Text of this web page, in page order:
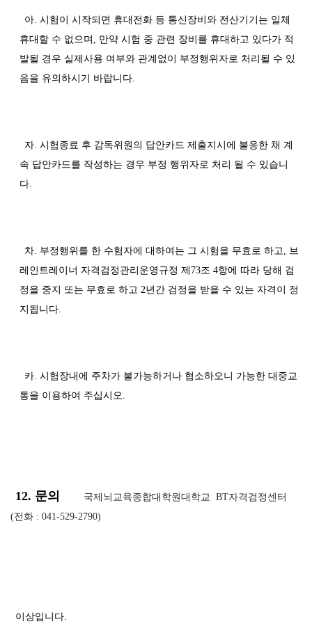
아. 시험이 시작되면 휴대전화 등 통신장비와 전산기기는 일체
휴대할 수 없으며, 만약 시험 중 관련 장비를 휴대하고 있다가 적
발될 경우 실제사용 여부와 관계없이 부정행위자로 처리될 수 있
음을 유의하시기 바랍니다.
자. 시험종료 후 감독위원의 답안카드 제출지시에 불응한 채 계
속 답안카드를 작성하는 경우 부정 행위자로 처리 될 수 있습니
다.
차. 부정행위를 한 수험자에 대하여는 그 시험을 무효로 하고, 브
레인트레이너 자격검정관리운영규정 제73조 4항에 따라 당해 검
정을 중지 또는 무효로 하고 2년간 검정을 받을 수 있는 자격이 정
지됩니다.
카. 시험장내에 주차가 불가능하거나 협소하오니 가능한 대중교
통을 이용하여 주십시오.
12. 문의
국제뇌교육종합대학원대학교 BT자격검정센터
(전화 : 041-529-2790)
이상입니다.